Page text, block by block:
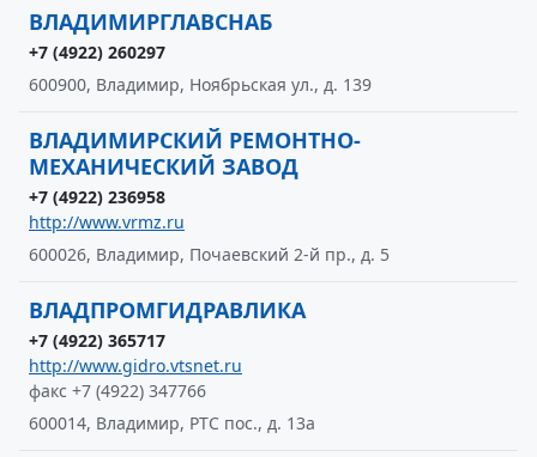
ВЛАДИМИРГЛАВСНАБ
+7 (4922) 260297
600900, Владимир, Ноябрьская ул., д. 139
ВЛАДИМИРСКИЙ РЕМОНТНО-
МЕХАНИЧЕСКИЙ ЗАВОД
+7 (4922) 236958
http://www.vrmz.ru
600026, Владимир, Почаевский 2-й пр., д. 5
ВЛАДПРОМГИДРАВЛИКА
+7 (4922) 365717
http://www.gidro.vtsnet.ru
факс +7 (4922) 347766
600014, Владимир, РТС пос., д. 13а